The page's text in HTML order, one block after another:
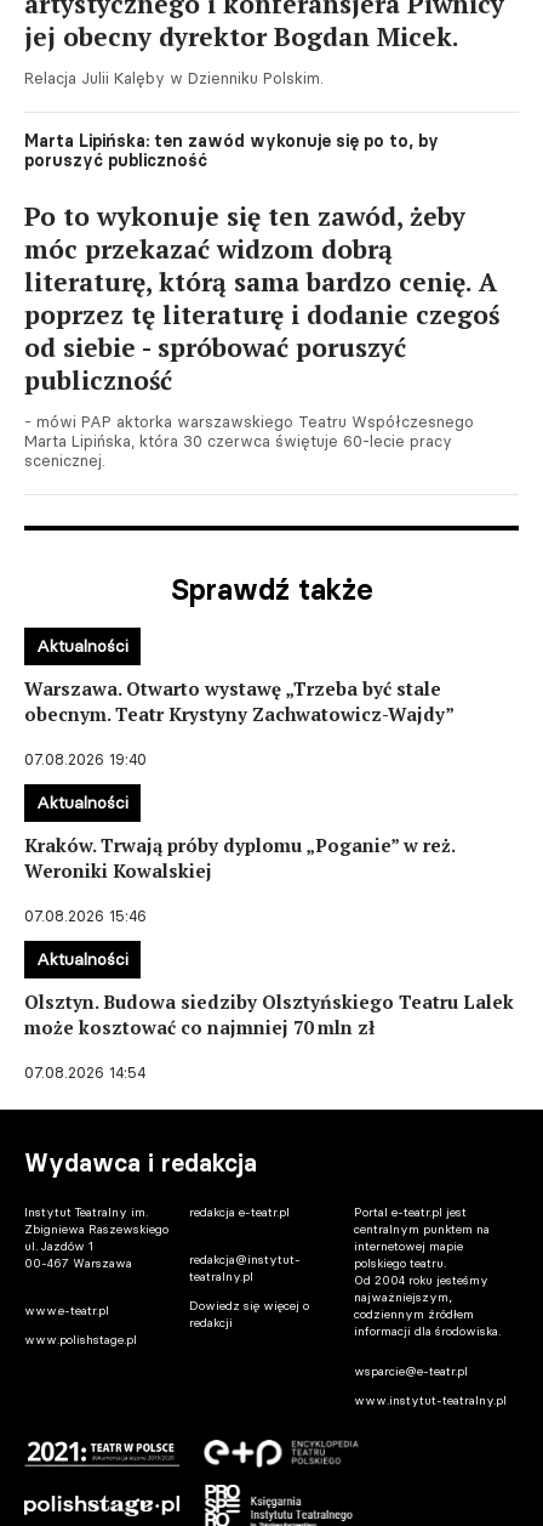
jej obecny dyrektor Bogdan Micek.
Relacja Julii Kalęby w Dzienniku Polskim.
Marta Lipińska: ten zawód wykonuje się po to, by
poruszyć publiczność
Po to wykonuje się ten zawód, żeby
móc przekazać widzom dobrą
literaturę, którą sama bardzo cenię. A
poprzez tę literaturę i dodanie czegoś
od siebie - spróbować poruszyć
publiczność
- mówi PAP aktorka warszawskiego Teatru Współczesnego
Marta Lipińska, która 30 czerwca świętuje 60-lecie pracy
scenicznej.
Sprawdź także
Warszawa. Otwarto wystawę „Trzeba być stale
obecnym. Teatr Krystyny Zachwatowicz-Wajdy”
07.08.2026 19:40
Aktualności
Kraków. Trwają próby dyplomu „Poganie” w reż.
Weroniki Kowalskiej
07.08.2026 15:46
Aktualności
Olsztyn. Budowa siedziby Olsztyńskiego Teatru Lalek
może kosztować co najmniej 70 mln zł
07.08.2026 14:54
Aktualności
Wydawca i redakcja
Instytut Teatralny im.
Zbigniewa Raszewskiego
ul. Jazdów 1
00-467 Warszawa
www.e-teatr.pl
www.polishstage.pl
redakcja e-teatr.pl
redakcja@instytut-
teatralny.pl
Dowiedz się więcej o
redakcji
Portal e-teatr.pl jest
centralnym punktem na
internetowej mapie
polskiego teatru.
Od 2004 roku jesteśmy
najważniejszym,
codziennym źródłem
informacji dla środowiska.
wsparcie@e-teatr.pl
www.instytut-teatralny.pl